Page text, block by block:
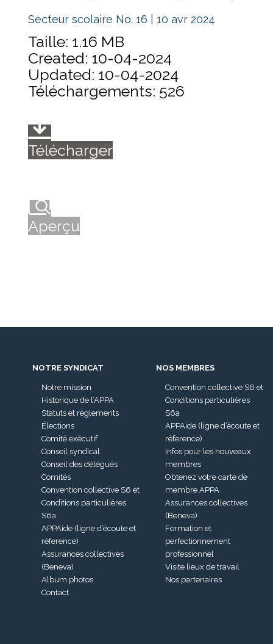
Secteur scolaire No. 16 | 10 avr 2024
Taille: 1.16 MB
Created: 10-04-2024
Updated: 10-04-2024
Téléchargements: 526
Télécharger
Aperçu
с историей успеха Авторитетноеcasino Lev бонус
с программой лояльности Яркиеигровые автоматы
с ярким дизайном Графические
игровые автоматы
автоматы демо
без скачивания
NOTRE SYNDICAT
Notre mission
Historique de l’APPA
Statuts et règlements
Élections
Comité exécutif
Conseil syndical
Conseil des délégués
Comités
Convention collective S6 et
Conditions particulières
S6a
APPAide (ligne d’écoute et
réference)
Assurances collectives
(Beneva)
Album photos
Contact
NOS MEMBRES
Convention collective S6 et
Conditions particulières
S6a
APPAide (ligne d’écoute et
réference)
Infos pour les nouveaux
membres
Obtenez votre carte de
membre APPA
Assurances collectives
(Beneva)
Formation et
perfectionnement
professionnel
Visite lieux de travail
Nos partenaires